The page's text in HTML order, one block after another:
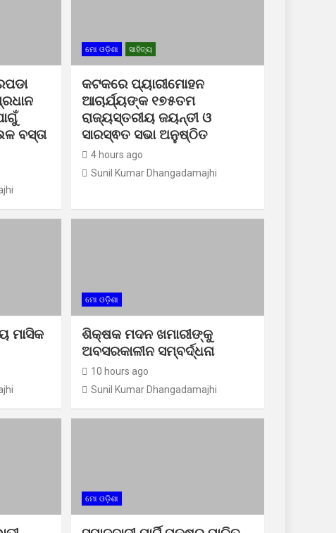
ବସ୍ତା
ମୋ ଓଡ଼ିଶା ସାହିତ୍ୟ
କଟକରେ ପ୍ୟାରୀମୋହନ
ଆଚାର୍ଯ୍ୟଙ୍କ ୧୭୫ତମ
ରାଜ୍ୟସ୍ତରୀୟ ଜୟନ୍ତୀ ଓ
ସାରସ୍ଵତ ସଭା ଅନୁଷ୍ଠିତ
4 hours ago
Sunil Kumar Dhangadamajhi
ମାସିକ
ମୋ ଓଡ଼ିଶା
ଶିକ୍ଷକ ମଦନ ଖମାରୀଙ୍କୁ
ଅବସରକାଳୀନ ସମ୍ବର୍ଦ୍ଧନା
10 hours ago
Sunil Kumar Dhangadamajhi
ମୋ ଓଡ଼ିଶା